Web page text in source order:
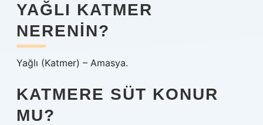
YAĞLI KATMER
NERENIN?
Yağlı (Katmer) – Amasya.
KATMERE SÜT KONUR
MU?